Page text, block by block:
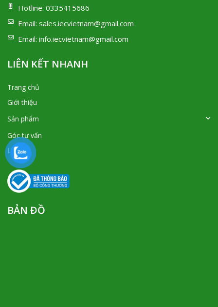
Hotline: 0335415686
Email: sales.iecvietnam@gmail.com
Email: info.iecvietnam@gmail.com
LIÊN KẾT NHANH
Trang chủ
Giới thiệu
Sản phẩm
Góc tư vấn
Liên hệ
BẢN ĐỒ